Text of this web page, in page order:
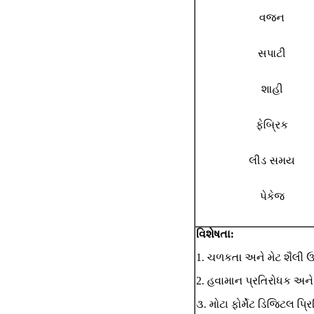
વજન
સપાટી
શાહી
ફેબ્રિક
લીડ સમય
પેકેજ
વિશેષતા:
1. ચળકતા અને મેટ શૈલી
2. હવામાન પ્રતિરોધક
૩. મોટા ફોર્મેટ ડિજિટલ